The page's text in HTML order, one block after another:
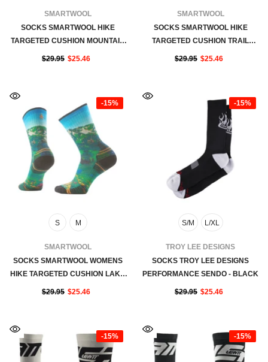
FOURNISSEUR:SMARTWOOL
SOCKS SMARTWOOL HIKE
TARGETED CUSHION MOUNTAIN
MYTH PRINT - DEEP NAVY
$29.95 $25.46
FOURNISSEUR:SMARTWOOL
SOCKS SMARTWOOL HIKE
TARGETED CUSHION TRAIL
TREKKER PRINT - WINTER MOSS
$29.95 $25.46
-15%
S M
FOURNISSEUR:SMARTWOOL
SOCKS SMARTWOOL WOMENS
HIKE TARGETED CUSHION LAKE
PRINT - CAPRI
$29.95 $25.46
-15%
S/M L/XL
FOURNISSEUR:
TROY LEE DESIGNS
SOCKS TROY LEE DESIGNS
PERFORMANCE SENDO - BLACK
$29.95 $25.46
-15% -15%